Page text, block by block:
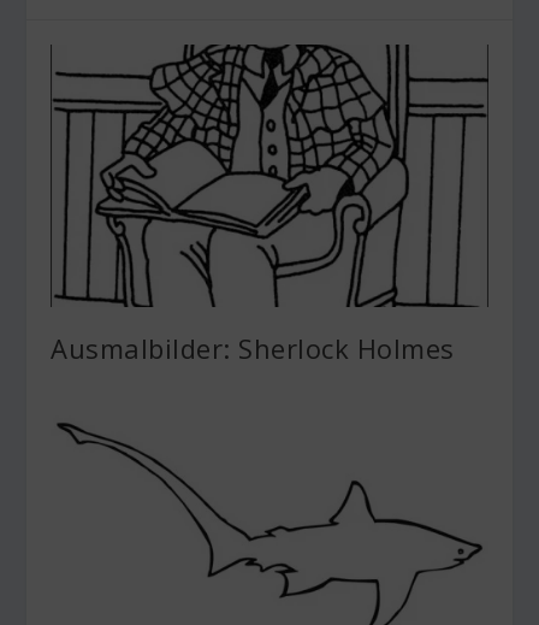
Ausmalbilder: Sherlock Holmes